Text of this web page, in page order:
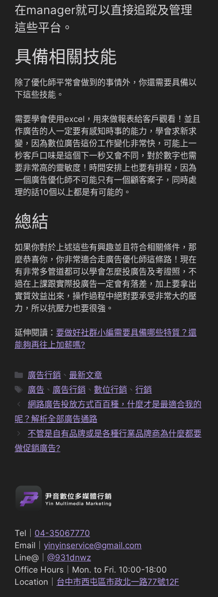
在manager就可以直接追蹤及管理
這些平台。
具備相關技能
除了優化師平常會做到的事情外，你還需要具備以
下這些技能。
需要學會使用excel，用來做報表給客戶觀看！並且
作廣告的人一定要有感知時事的能力，學會求新求
變，因為數位廣告這份工作變化非常快，可能上一
秒客戶口味是這個下一秒又會不同，對於數字也需
要非常高的靈敏度！時間安排上也要有排程，因為
一個廣告優化師不可能只有一個顧客案子，同時處
理的話10個以上都是有可能的。
總結
如果你對於上述這些有興趣並且符合相關條件，那
麼恭喜你，你非常適合走廣告優化師這條路！現在
有非常多管道都可以學會怎麼投廣告及考證照，不
過在上課跟實際投廣告一定會有落差，加上要拿出
實質效益出來，操作過程中絕對要承受非常大的壓
力，所以抗壓力也要很強。
延伸閱讀： 要做好社群小編需要具備哪些特質？還
能夠再往上加薪嗎?
分
類
廣告行銷 、 最新文章
標
籤
廣告 、 廣告行銷 、數位行銷 、行銷
網路廣告投放方式百百種，什麼才是最適合我的
呢？解析全部廣告通路
不管是自有品牌或是各種行業品牌商為什麼都要
做促銷廣告?
Tel｜ 04-35067770
Email｜ yinyinservice@gmail.com
Line@｜ @931dnwz
Office Hours｜Mon. to Fri. 10:00-18:00
Location｜ 台中市西屯區市政北一路77號12F